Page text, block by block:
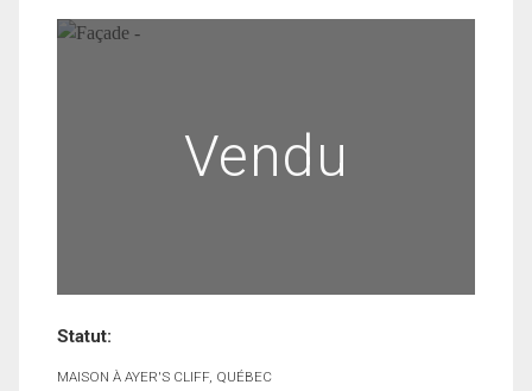
Vendu
Statut:
MAISON À AYER'S CLIFF, QUÉBEC